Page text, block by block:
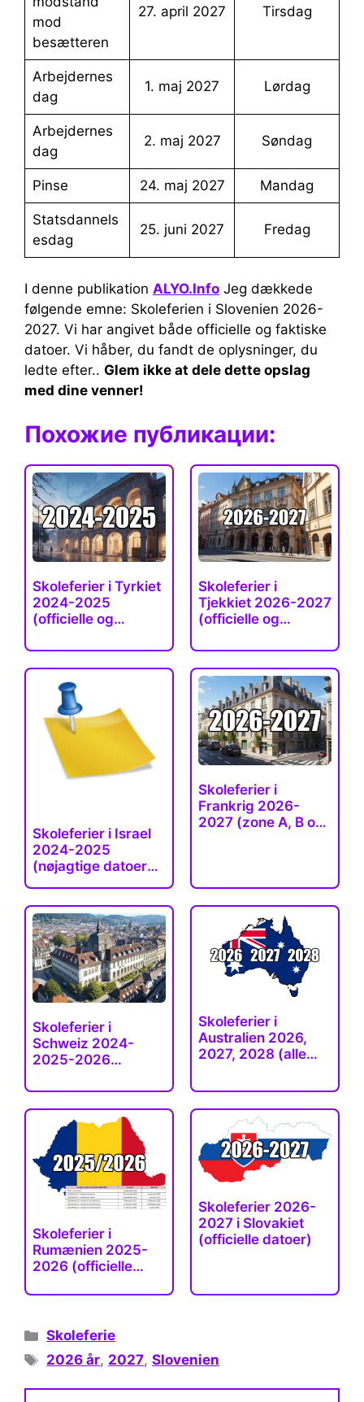
mod
besætteren
27. april 2027 tirsdag
Arbejdernes
dag
1. maj 2027 lørdag
Arbejdernes
dag
2. maj 2027 søndag
Pinse 24. maj 2027 mandag
Statsdannels
esdag
25. juni 2027 fredag
I denne publikation ALYO.Info Jeg dækkede
følgende emne: Skoleferien i Slovenien 2026-
2027. Vi har angivet både officielle og faktiske
datoer. Vi håber, du fandt de oplysninger, du
ledte efter.. Glem ikke at dele dette opslag
med dine venner!
Похожие публикации:
Skoleferier i Tyrkiet
2024-2025
(officielle og
Skoleferier i
Tjekkiet 2026-2027
(officielle og…
Skoleferier i Israel
2024-2025
(nøjagtige datoer
Skoleferier i
Frankrig 2026-
2027 (zone A, B og
Skoleferier i
Schweiz 2024-
2025-2026
Skoleferier i
Australien 2026,
2027, 2028 (alle…
Skoleferier i
Rumænien 2025-
2026 (officielle
Skoleferier 2026-
2027 i Slovakiet
(officielle datoer)
Kategorier
Skoleferie
Tags
2026 år, 2027,Slovenien